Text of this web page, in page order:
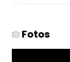
Fotos